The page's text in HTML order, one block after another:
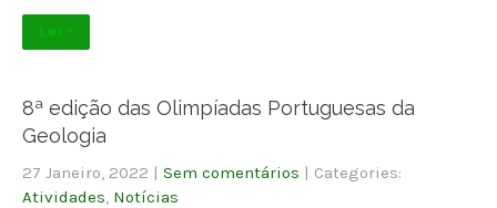
Ler +
8ª edição das Olimpíadas Portuguesas da
Geologia
27 Janeiro, 2022 | Sem comentários | Categories:
Atividades Notícias